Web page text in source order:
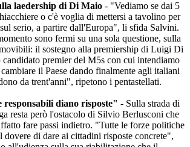
laedership di Di Maio - "Vediamo se dai 5
o c'è voglia di mettersi a tavolino per
serio, a partire dall'Europa", li sfida Salvini.
sono fermi su una sola questione, sulla
il sostegno alla premiership di Luigi Di
premier del M5s con cui intendiamo
il Paese dando finalmente agli italiani
da trent'anni", ripetono i pentastellati.
diano risposte" - Sulla strada di
resta però l'ostacolo di Silvio Berlusconi che
fare passi indietro. "Tutte le forze politiche
dovere di dare ai cittadini risposte concrete",